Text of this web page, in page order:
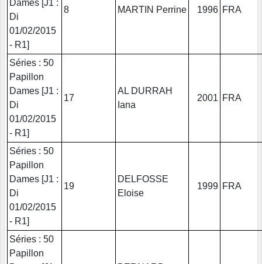
Dames [J1 :
Di
01/02/2015
- R1]
8 MARTIN Perrine 1996 FRA
Séries : 50
Papillon
Dames [J1 :
Di
01/02/2015
- R1]
17
AL DURRAH
Iana
2001 FRA
Séries : 50
Papillon
Dames [J1 :
Di
01/02/2015
- R1]
19
DELFOSSE
Eloise
1999 FRA
Séries : 50
Papillon